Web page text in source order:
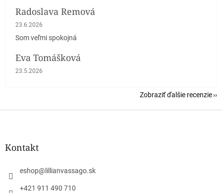
Radoslava Remová
Hodnotenie obchodu je 5 z 5 hviezdičiek.
23.6.2026
Som veľmi spokojná
Eva Tomášková
Hodnotenie obchodu je 5 z 5 hviezdičiek.
23.5.2026
Zobraziť ďalšie recenzie
Z
Kontakt
eshop@ lillianvassago.sk
+421 911 490 710